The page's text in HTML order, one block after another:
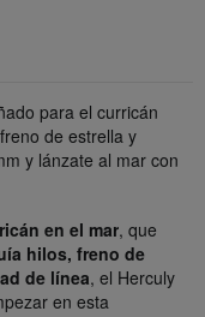
para el curricán
de estrella y
y lánzate al mar con
en el mar, que
hilos, freno de
de línea, el Herculy
en esta